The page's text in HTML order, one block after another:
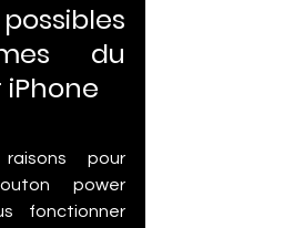
du
pour
power
fonctionner